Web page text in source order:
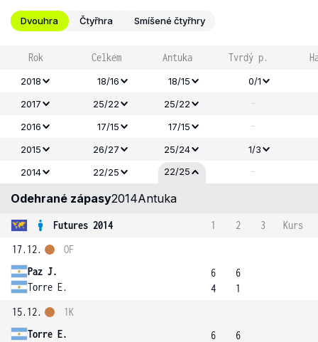
Dvouhra Čtyřhra Smíšené čtyřhry
Rok Celkem Antuka Tvrdý p.
2018 18/16 18/15
0/1
2017
25/22 25/22 -
2016 17/15 17/15 -
2015 26/27 25/24
1/3
2014
22/25 22/25 -
Odehrané zápasy2014Antuka
Futures 2014 1 2 3
Kurs
17.12.
Paz J.
Torre E.
OF
6
4
6
1
15.12.
Torre E.
1K
6
6